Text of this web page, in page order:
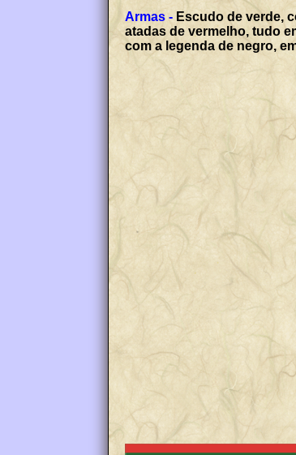
Armas - Escudo de verde,
atadas de vermelho, tudo
com a legenda de negro,